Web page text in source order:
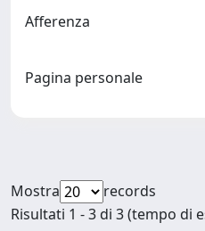
Afferenza
Pagina personale
Mostra
records
Risultati 1 - 3 di 3 (tempo di